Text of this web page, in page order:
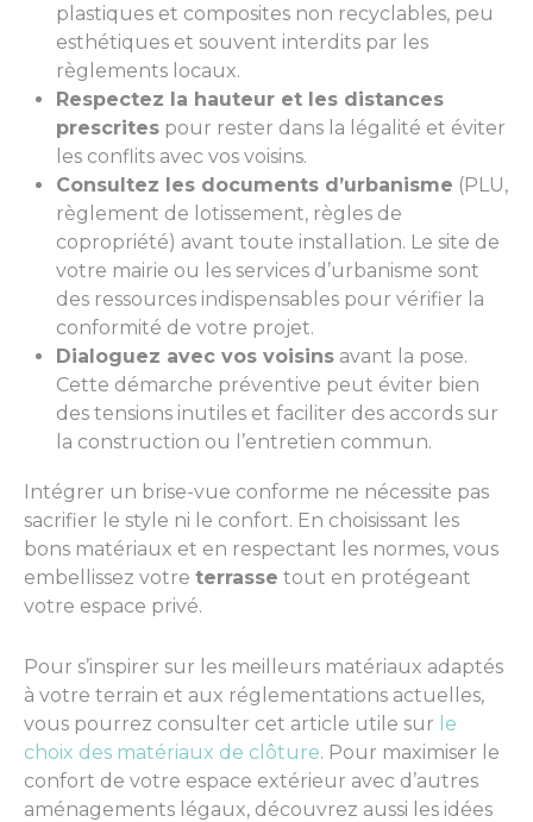
plastiques et composites non recyclables, peu
esthétiques et souvent interdits par les
règlements locaux.
Respectez la hauteur et les distances
prescrites pour rester dans la légalité et éviter
les conflits avec vos voisins.
Consultez les documents d’urbanisme (PLU,
règlement de lotissement, règles de
copropriété) avant toute installation. Le site de
votre mairie ou les services d’urbanisme sont
des ressources indispensables pour vérifier la
conformité de votre projet.
Dialoguez avec vos voisins avant la pose.
Cette démarche préventive peut éviter bien
des tensions inutiles et faciliter des accords sur
la construction ou l’entretien commun.
Intégrer un brise-vue conforme ne nécessite pas
sacrifier le style ni le confort. En choisissant les
bons matériaux et en respectant les normes, vous
embellissez votre terrasse tout en protégeant
votre espace privé.
Pour s’inspirer sur les meilleurs matériaux adaptés
à votre terrain et aux réglementations actuelles,
vous pourrez consulter cet article utile sur le
choix des matériaux de clôture. Pour maximiser le
confort de votre espace extérieur avec d’autres
aménagements légaux, découvrez aussi les idées